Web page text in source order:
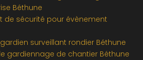
Béthune
de sécurité pour évènement
surveillant rondier Béthune
gardiennage de chantier Béthune